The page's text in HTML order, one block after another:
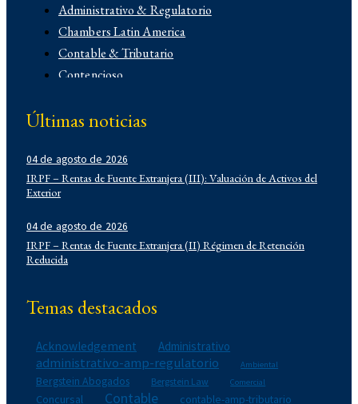
Administrativo & Regulatorio
Chambers Latin America
Contable & Tributario
Contencioso
Corporativo
Derecho Administrativo
IFLR 1000
Laboral
Latin Lawyer 250
Legal 500
Migratorio
Notarial
Propiedad Intelectual
Reconocimientos
Últimas noticias
04 de agosto de 2026
IRPF – Rentas de Fuente Extranjera (III): Valuación de Activos del
Exterior
04 de agosto de 2026
IRPF – Rentas de Fuente Extranjera (II) Régimen de Retención
Reducida
Temas destacados
Acknowledgement Administrativo
administrativo-amp-regulatorio Ambiental
Bergstein Abogados Bergstein Law Comercial
Concursal Contable contable-amp-tributario